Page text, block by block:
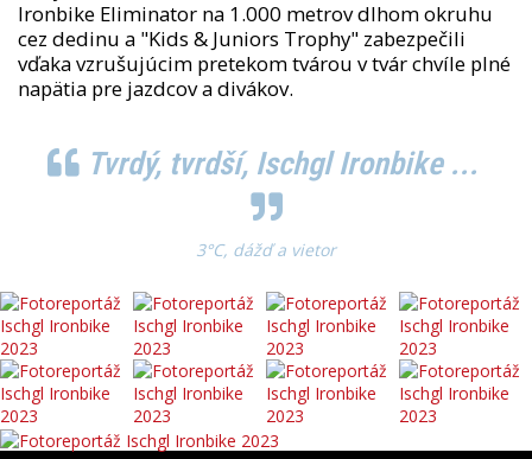
Ironbike Eliminator na 1.000 metrov dlhom okruhu
cez dedinu a "Kids & Juniors Trophy" zabezpečili
vďaka vzrušujúcim pretekom tvárou v tvár chvíle plné
napätia pre jazdcov a divákov.
Tvrdý, tvrdší, Ischgl Ironbike ...
3°C, dážď a vietor